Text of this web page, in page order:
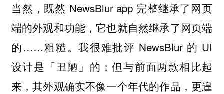
当然，既然 NewsBlur app 完整继承了网页
端的外观和功能，它也就自然继承了网页端
的……粗糙。我很难批评 NewsBlur 的 UI
设计是「丑陋」的；但与前面两款相比起
来，其外观确实不像一个年代的作品，更遑